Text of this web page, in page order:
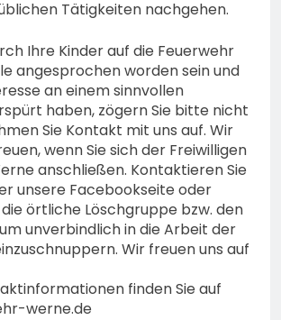
Tätigkeiten nachgehen.
Ihre Kinder auf die Feuerwehr
angesprochen worden sein und
an einem sinnvollen
haben, zögern Sie bitte nicht
Sie Kontakt mit uns auf. Wir
wenn Sie sich der Freiwilligen
anschließen. Kontaktieren Sie
unsere Facebookseite oder
örtliche Löschgruppe bzw. den
unverbindlich in die Arbeit der
Wir freuen uns auf
finden Sie auf
werne.de